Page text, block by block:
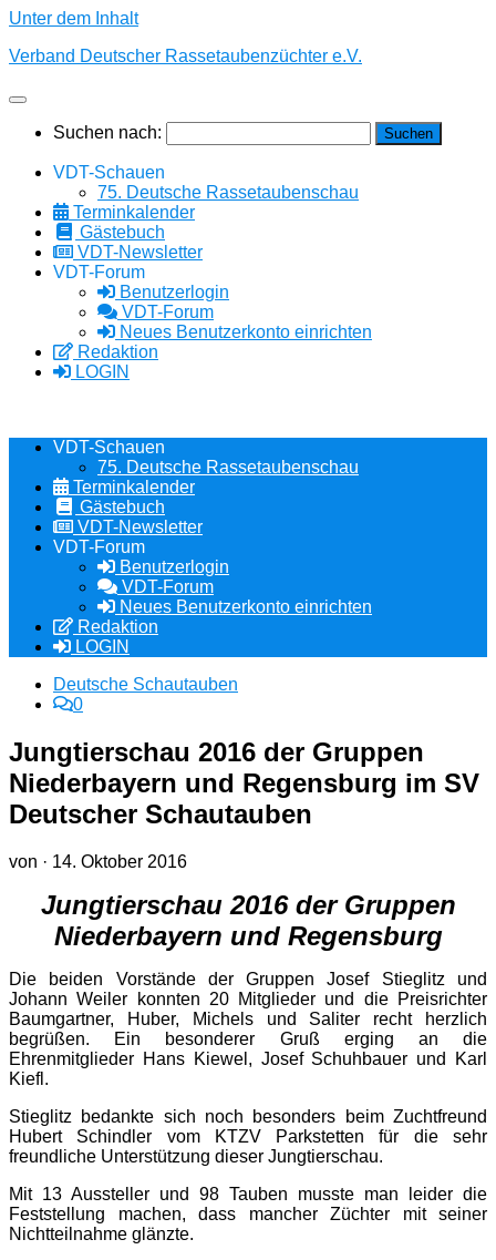
Unter dem Inhalt
Verband Deutscher Rassetaubenzüchter e.V.
Suchen nach:
VDT-Schauen
75. Deutsche Rassetaubenschau
Terminkalender
Gästebuch
VDT-Newsletter
VDT-Forum
Benutzerlogin
VDT-Forum
Neues Benutzerkonto einrichten
Redaktion
LOGIN
VDT-Schauen
75. Deutsche Rassetaubenschau
Terminkalender
Gästebuch
VDT-Newsletter
VDT-Forum
Benutzerlogin
VDT-Forum
Neues Benutzerkonto einrichten
Redaktion
LOGIN
Deutsche Schautauben
0
Jungtierschau 2016 der Gruppen
Niederbayern und Regensburg im SV
Deutscher Schautauben
von · 14. Oktober 2016
Jungtierschau 2016 der Gruppen
Niederbayern und Regensburg
Die beiden Vorstände der Gruppen Josef Stieglitz und
Johann Weiler konnten 20 Mitglieder und die Preisrichter
Baumgartner, Huber, Michels und Saliter recht herzlich
begrüßen. Ein besonderer Gruß erging an die
Ehrenmitglieder Hans Kiewel, Josef Schuhbauer und Karl
Kiefl.
Stieglitz bedankte sich noch besonders beim Zuchtfreund
Hubert Schindler vom KTZV Parkstetten für die sehr
freundliche Unterstützung dieser Jungtierschau.
Mit 13 Aussteller und 98 Tauben musste man leider die
Feststellung machen, dass mancher Züchter mit seiner
Nichtteilnahme glänzte.